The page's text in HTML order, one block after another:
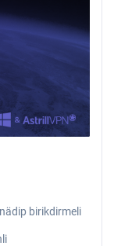
birikdirmeli